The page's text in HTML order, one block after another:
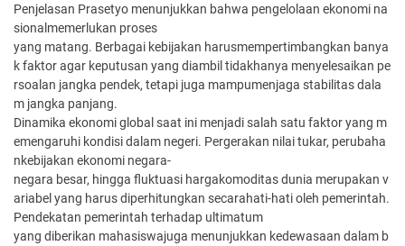
Penjelasan Prasetyo menunjukkan bahwa pengelolaan ekonomi na
sionalmemerlukan proses
yang matang. Berbagai kebijakan harusmempertimbangkan banya
k faktor agar keputusan yang diambil tidakhanya menyelesaikan pe
rsoalan jangka pendek, tetapi juga mampumenjaga stabilitas dala
m jangka panjang.
Dinamika ekonomi global saat ini menjadi salah satu faktor yang m
emengaruhi kondisi dalam negeri. Pergerakan nilai tukar, perubaha
nkebijakan ekonomi negara-
negara besar, hingga fluktuasi hargakomoditas dunia merupakan v
ariabel yang harus diperhitungkan secarahati-hati oleh pemerintah.
Pendekatan pemerintah terhadap ultimatum
yang diberikan mahasiswajuga menunjukkan kedewasaan dalam b